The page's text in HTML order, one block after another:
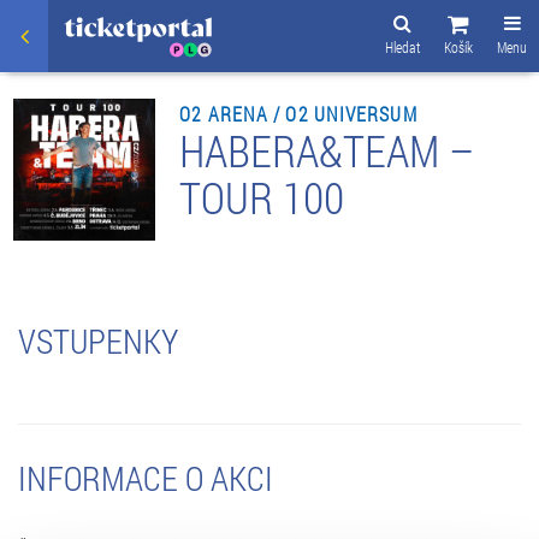
Menu
Košík
Hledat
O2 ARENA / O2 UNIVERSUM
HABERA&TEAM –
TOUR 100
VSTUPENKY
INFORMACE O AKCI